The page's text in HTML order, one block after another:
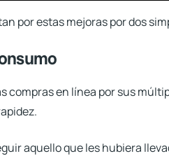
por estas mejoras por dos
compras en línea por sus
aquello que les hubiera